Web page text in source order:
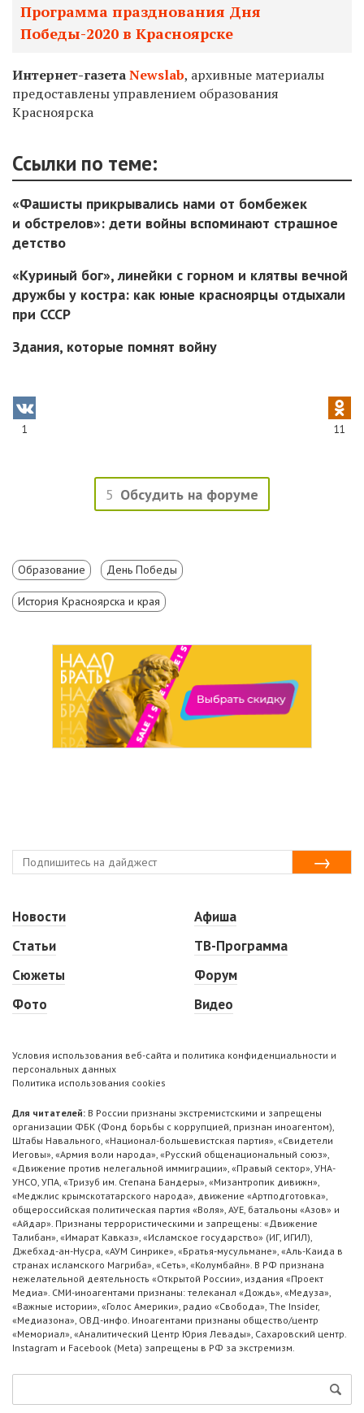
Программа празднования Дня
Победы-2020 в Красноярске
Интернет-газетаNewslab, архивные материалы
предоставлены управлением образования
Красноярска
Ссылки по теме:
«Фашисты прикрывались нами от бомбежек
и обстрелов»: дети войны вспоминают страшное
детство
«Куриный бог», линейки с горном и клятвы вечной
дружбы у костра: как юные красноярцы отдыхали
при СССР
Здания, которые помнят войну
1 11
5 Обсудить на форуме
Образование День Победы
История Красноярска и края
Новости
Статьи
Сюжеты
Фото
Афиша
ТВ-Программа
Форум
Видео
Условия использования веб-сайта и политика конфиденциальности и
персональных данных
Политика использования cookies
Для читателей: В России признаны экстремистскими и запрещены
организации ФБК (Фонд борьбы с коррупцией, признан иноагентом),
Штабы Навального, «Национал-большевистская партия», «Свидетели
Иеговы», «Армия воли народа», «Русский общенациональный союз»,
«Движение против нелегальной иммиграции», «Правый сектор», УНА-
УНСО, УПА, «Тризуб им. Степана Бандеры», «Мизантропик дивижн»,
«Меджлис крымскотатарского народа», движение «Артподготовка»,
общероссийская политическая партия «Воля», АУЕ, батальоны «Азов» и
«Айдар». Признаны террористическими и запрещены: «Движение
Талибан», «Имарат Кавказ», «Исламское государство» (ИГ, ИГИЛ),
Джебхад-ан-Нусра, «АУМ Синрике», «Братья-мусульмане», «Аль-Каида в
странах исламского Магриба», «Сеть», «Колумбайн». В РФ признана
нежелательной деятельность «Открытой России», издания «Проект
Медиа». СМИ-иноагентами признаны: телеканал «Дождь», «Медуза»,
«Важные истории», «Голос Америки», радио «Свобода», The Insider,
«Медиазона», ОВД-инфо. Иноагентами признаны общество/центр
«Мемориал», «Аналитический Центр Юрия Левады», Сахаровский центр.
Instagram и Facebook (Metа) запрещены в РФ за экстремизм.